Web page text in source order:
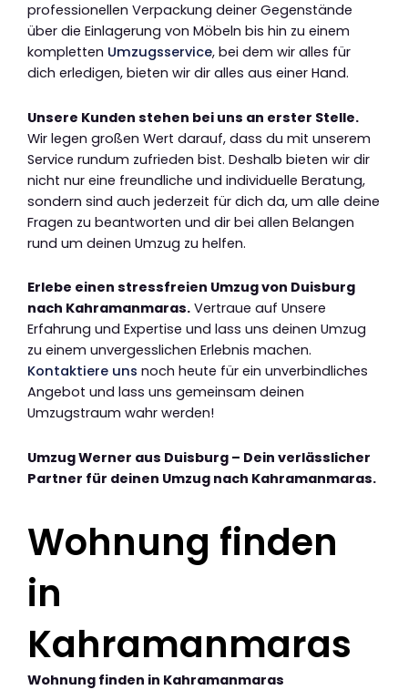
professionellen Verpackung deiner Gegenstände
über die Einlagerung von Möbeln bis hin zu einem
kompletten Umzugsservice, bei dem wir alles für
dich erledigen, bieten wir dir alles aus einer Hand.
Unsere Kunden stehen bei uns an erster Stelle.
Wir legen großen Wert darauf, dass du mit unserem
Service rundum zufrieden bist. Deshalb bieten wir dir
nicht nur eine freundliche und individuelle Beratung,
sondern sind auch jederzeit für dich da, um alle deine
Fragen zu beantworten und dir bei allen Belangen
rund um deinen Umzug zu helfen.
Erlebe einen stressfreien Umzug von Duisburg
nach Kahramanmaras. Vertraue auf Unsere
Erfahrung und Expertise und lass uns deinen Umzug
zu einem unvergesslichen Erlebnis machen.
Kontaktiere uns noch heute für ein unverbindliches
Angebot und lass uns gemeinsam deinen
Umzugstraum wahr werden!
Umzug Werner aus Duisburg – Dein verlässlicher
Partner für deinen Umzug nach Kahramanmaras.
Wohnung finden
in
Kahramanmaras
Wohnung finden in Kahramanmaras